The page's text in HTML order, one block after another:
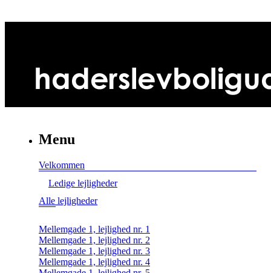
Menu
Velkommen
Ledige lejligheder
Alle lejligheder
Mellemgade 1, lejlighed nr. 1
Mellemgade 1, lejlighed nr. 2
Mellemgade 1, lejlighed nr. 3
Mellemgade 1, lejlighed nr. 4